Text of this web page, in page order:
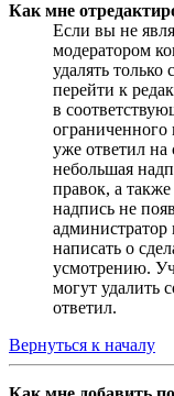
Как мне
Если вы не
модератором
удалять
перейти к
в
ограниченного
уже ответил
небольшая
правок, а
надпись не
администратор
написать о
усмотрению.
могут удалить
ответил.
Вернуться к началу